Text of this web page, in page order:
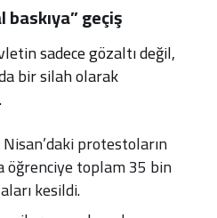
geçiş
sadece gözaltı değil,
bir silah olarak
protestoların
öğrenciye toplam 35 bin
kesildi.